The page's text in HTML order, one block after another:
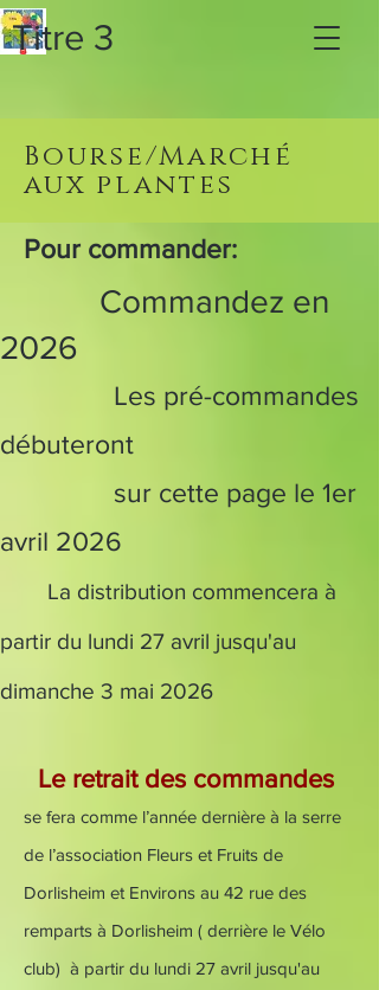
Titre 3
Bourse/Marché
aux plantes
Pour commander:
Commandez en
2026
Les pré-commandes
débuteront
sur cette page le 1er
avril 2026
La distribution commencera à
partir du lundi 27 avril jusqu'au
dimanche 3 mai 2026
Le retrait des commandes
se fera comme l’année dernière à la serre
de l’association Fleurs et Fruits de
Dorlisheim et Environs au 42 rue des
remparts à Dorlisheim ( derrière le Vélo
club) à partir du lundi 27 avril jusqu'au